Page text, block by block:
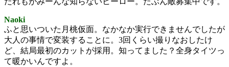
Naoki
ふと思いついた月桃仮面。なかなか実行できませんでしたが
大人の事情で変装することに。3回くらい撮りなおしたけ
ど、結局最初のカットが採用。知ってました？全身タイツっ
て暖かいんですよ。